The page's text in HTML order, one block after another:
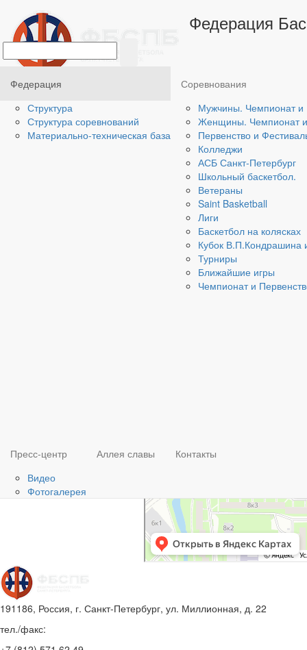
Федерация
Федерация
Структура
Структура соревнований
Материально-техническая база
Соревнования
Мужчины. Чемпионат и
Женщины. Чемпионат и
Первенство и
Колледжи
АСБ Санкт-Петербург
Школьный баскетбол.
Ветераны
Saint Basketball
Лиги
Баскетбол на колясках
Кубок В.П.Кондрашина
Турниры
Ближайшие игры
Чемпионат и
Пресс-центр
Видео
Фотогалерея
Аллея славы Контакты
СШОР
г. Санкт-Петербург, ул. Зины
доска
Табло
есть
Таймер для броска
есть
4G
стандартная
материал: стеклянные
стандартная
Амортизаторы колец
есть
2 раздевалки, душ,
стандартные
нет
нет
50
191186, Россия, г. Санкт-Петербург, ул. Миллионная, д. 22
тел./факс: